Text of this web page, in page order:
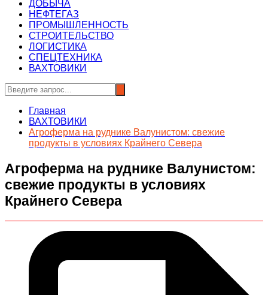
ДОБЫЧА
НЕФТЕГАЗ
ПРОМЫШЛЕННОСТЬ
СТРОИТЕЛЬСТВО
ЛОГИСТИКА
СПЕЦТЕХНИКА
ВАХТОВИКИ
Главная
ВАХТОВИКИ
Агроферма на руднике Валунистом: свежие
продукты в условиях Крайнего Севера
Агроферма на руднике Валунистом:
свежие продукты в условиях
Крайнего Севера